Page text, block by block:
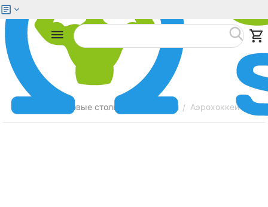
Игровые столы Аэрохоккей / Аэрохоккей
Меню Найти